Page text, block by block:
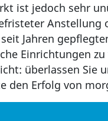
ist jedoch sehr
Jahren
Einrichtungen
überlassen Sie
den Erfolg von